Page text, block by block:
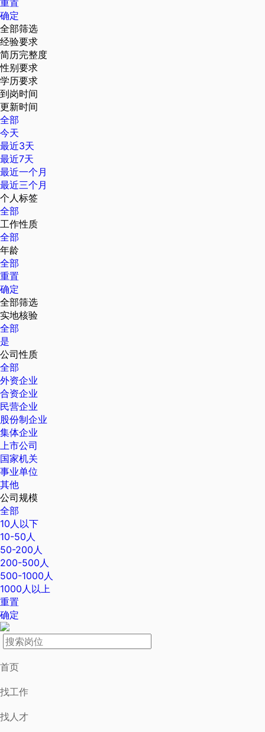
重置
确定
全部筛选
经验要求
简历完整度
性别要求
学历要求
到岗时间
更新时间
全部
今天
最近3天
最近7天
最近一个月
最近三个月
个人标签
全部
工作性质
全部
年龄
全部
重置
确定
全部筛选
实地核验
全部
是
公司性质
全部
外资企业
合资企业
民营企业
股份制企业
集体企业
上市公司
国家机关
事业单位
其他
公司规模
全部
10人以下
10-50人
50-200人
200-500人
500-1000人
1000人以上
重置
确定
首页
找工作
找人才